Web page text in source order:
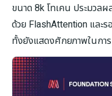
ขนาด 8k โทเคน ประมวล
ด้วย FlashAttention และ
ทั้งยังแสดงศักยภาพในกา